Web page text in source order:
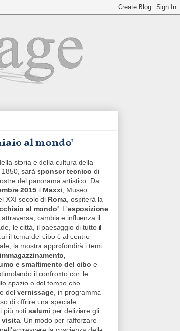
al mondo'
storia e della cultura della
sarà sponsor tecnico di
del panorama artistico. Dal
2015 il Maxxi , Museo
XXI secolo di Roma , ospiterà la
al mondo' . L'esposizione
cambia e influenza il
le città, il paesaggio di tutto il
il tema del cibo è al centro
la mostra approfondirà i temi
immagazzinamento,
e smaltimento del cibo e
il confronto con le
spazio e del tempo che
del vernissage , in programma
di offrire una speciale
più noti salumi per deliziare gli
visita . Un modo per rafforzare